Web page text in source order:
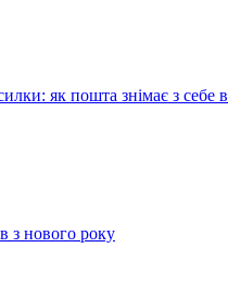
як пошта знімає з себе
з нового року